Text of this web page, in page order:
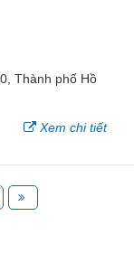
Thành phố Hồ
Xem chi tiết